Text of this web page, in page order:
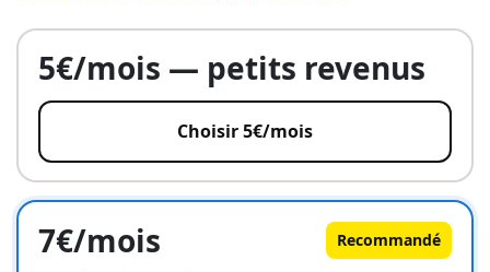
5€/mois — petits revenus
Choisir 5€/mois
7€/mois Recommandé